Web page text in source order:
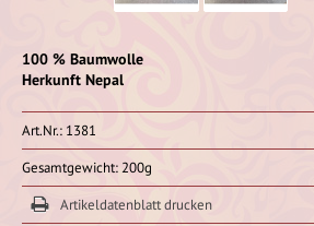
100 % Baumwolle
Herkunft Nepal
Art.Nr.: 1381
Gesamtgewicht: 200g
Artikeldatenblatt drucken